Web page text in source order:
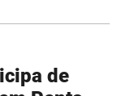
de